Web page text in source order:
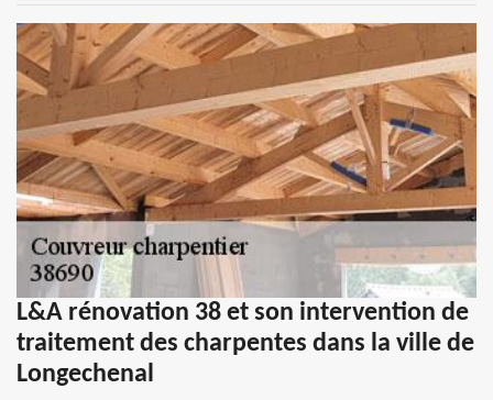
L&A rénovation 38 et son intervention de
traitement des charpentes dans la ville de
Longechenal